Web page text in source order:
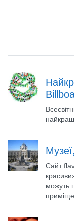
Сайт
можуть